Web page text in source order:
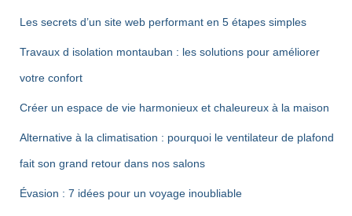
Les secrets d’un site web performant en 5 étapes simples
Travaux d isolation montauban : les solutions pour améliorer
votre confort
Créer un espace de vie harmonieux et chaleureux à la maison
Alternative à la climatisation : pourquoi le ventilateur de plafond
fait son grand retour dans nos salons
Évasion : 7 idées pour un voyage inoubliable